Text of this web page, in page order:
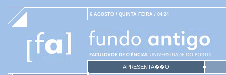
6 AGOSTO / QUINTA FEIRA / 04:24
APRESENTA��O